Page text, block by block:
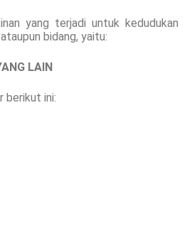
yang terjadi untuk kedudukan
bidang, yaitu:
LAIN
berikut ini: